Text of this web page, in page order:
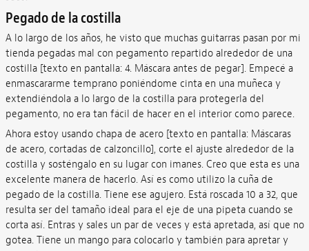
Pegado de la costilla
A lo largo de los años, he visto que muchas guitarras pasan por mi
tienda pegadas mal con pegamento repartido alrededor de una
costilla [texto en pantalla: 4. Máscara antes de pegar]. Empecé a
enmascararme temprano poniéndome cinta en una muñeca y
extendiéndola a lo largo de la costilla para protegerla del
pegamento, no era tan fácil de hacer en el interior como parece.
Ahora estoy usando chapa de acero [texto en pantalla: Máscaras
de acero, cortadas de calzoncillo], corte el ajuste alrededor de la
costilla y sosténgalo en su lugar con imanes. Creo que esta es una
excelente manera de hacerlo. Así es como utilizo la cuña de
pegado de la costilla. Tiene ese agujero. Está roscada 10 a 32, que
resulta ser del tamaño ideal para el eje de una pipeta cuando se
corta así. Entras y sales un par de veces y está apretada, así que no
gotea. Tiene un mango para colocarlo y también para apretar y